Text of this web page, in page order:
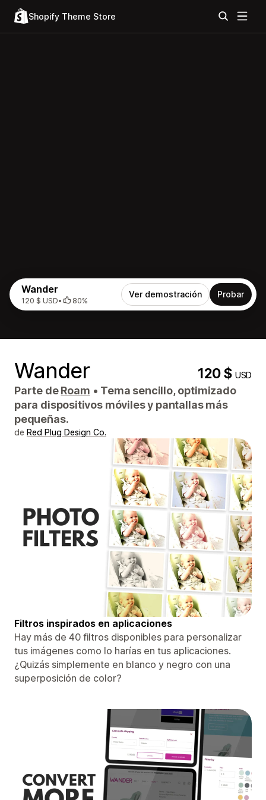
Shopify Theme Store
Wander
120 $ USD• 80%
Ver demostración Probar
Wander 120 $USD
Parte deRoam • Tema sencillo, optimizado
para dispositivos móviles y pantallas más
pequeñas.
de Red Plug Design Co.
Filtros inspirados en aplicaciones
Hay más de 40 filtros disponibles para personalizar
tus imágenes como lo harías en tus aplicaciones.
¿Quizás simplemente en blanco y negro con una
superposición de color?